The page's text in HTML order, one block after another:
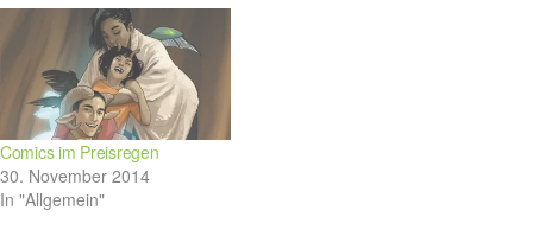
Comics im Preisregen
30. November 2014
In "Allgemein"